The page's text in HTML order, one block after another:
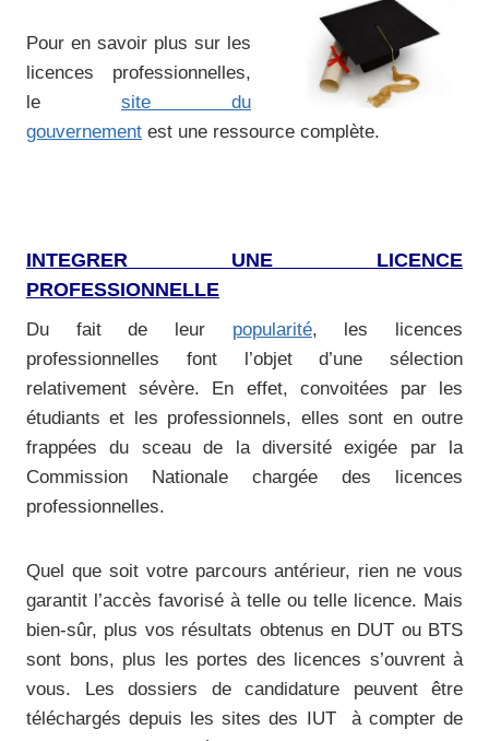
Pour en savoir plus sur les
licences professionnelles,
le site du
gouvernement est une ressource complète.
INTEGRER UNE LICENCE
PROFESSIONNELLE
Du fait de leur popularité, les licences
professionnelles font l’objet d’une sélection
relativement sévère. En effet, convoitées par les
étudiants et les professionnels, elles sont en outre
frappées du sceau de la diversité exigée par la
Commission Nationale chargée des licences
professionnelles.
Quel que soit votre parcours antérieur, rien ne vous
garantit l’accès favorisé à telle ou telle licence. Mais
bien-sûr, plus vos résultats obtenus en DUT ou BTS
sont bons, plus les portes des licences s’ouvrent à
vous. Les dossiers de candidature peuvent être
téléchargés depuis les sites des IUT à compter de